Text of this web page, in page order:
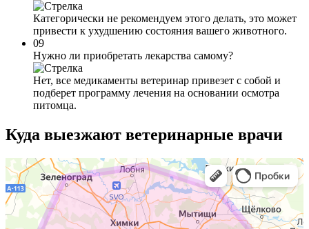
Категорически не рекомендуем этого делать, это может
привести к ухудшению состояния вашего животного.
09
Нужно ли приобретать лекарства самому?
Нет, все медикаменты ветеринар привезет с собой и
подберет программу лечения на основании осмотра
питомца.
Куда выезжают ветеринарные врачи